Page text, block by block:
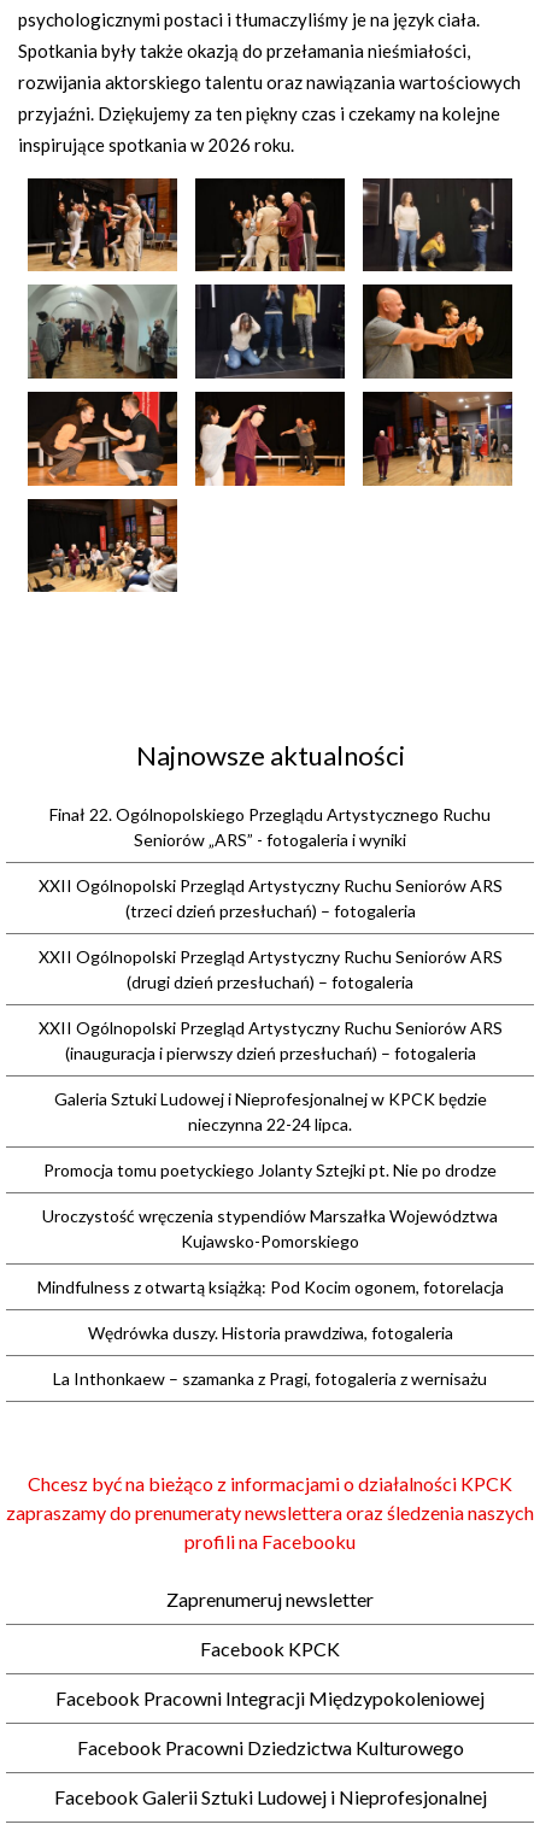
psychologicznymi postaci i tłumaczyliśmy je na język ciała.
Spotkania były także okazją do przełamania nieśmiałości,
rozwijania aktorskiego talentu oraz nawiązania wartościowych
przyjaźni. Dziękujemy za ten piękny czas i czekamy na kolejne
inspirujące spotkania w 2026 roku.
Najnowsze aktualności
Finał 22. Ogólnopolskiego Przeglądu Artystycznego Ruchu
Seniorów „ARS” - fotogaleria i wyniki
XXII Ogólnopolski Przegląd Artystyczny Ruchu Seniorów ARS
(trzeci dzień przesłuchań) – fotogaleria
XXII Ogólnopolski Przegląd Artystyczny Ruchu Seniorów ARS
(drugi dzień przesłuchań) – fotogaleria
XXII Ogólnopolski Przegląd Artystyczny Ruchu Seniorów ARS
(inauguracja i pierwszy dzień przesłuchań) – fotogaleria
Galeria Sztuki Ludowej i Nieprofesjonalnej w KPCK będzie
nieczynna 22-24 lipca.
Promocja tomu poetyckiego Jolanty Sztejki pt. Nie po drodze
Uroczystość wręczenia stypendiów Marszałka Województwa
Kujawsko-Pomorskiego
Mindfulness z otwartą książką: Pod Kocim ogonem, fotorelacja
Wędrówka duszy. Historia prawdziwa, fotogaleria
La Inthonkaew – szamanka z Pragi, fotogaleria z wernisażu
Chcesz być na bieżąco z informacjami o działalności KPCK
zapraszamy do prenumeraty newslettera oraz śledzenia naszych
profili na Facebooku
Zaprenumeruj newsletter
Facebook KPCK
Facebook Pracowni Integracji Międzypokoleniowej
Facebook Pracowni Dziedzictwa Kulturowego
Facebook Galerii Sztuki Ludowej i Nieprofesjonalnej